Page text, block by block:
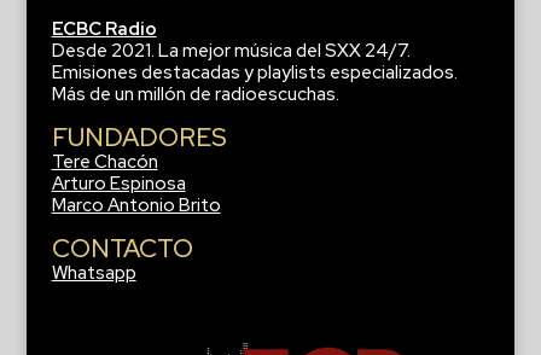
ECBC Radio
Desde 2021. La mejor música del SXX 24/7.
Emisiones destacadas y playlists especializados.
Más de un millón de radioescuchas.
FUNDADORES
Tere Chacón
Arturo Espinosa
Marco Antonio Brito
CONTACTO
Whatsapp